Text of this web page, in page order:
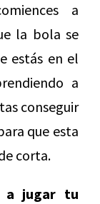
a
la bola se
estás en el
a
conseguir
que esta
corta.
a jugar tu